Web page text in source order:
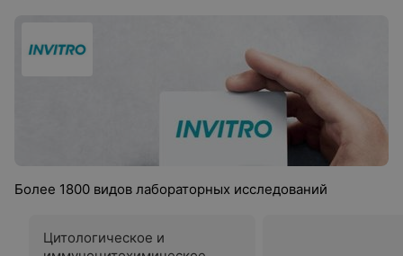
Более 1800 видов лабораторных исследований
Цитологическое и